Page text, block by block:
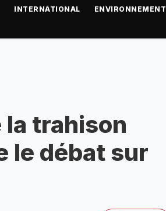
INTERNATIONAL ENVIRONNEMENT
la trahison
le débat sur